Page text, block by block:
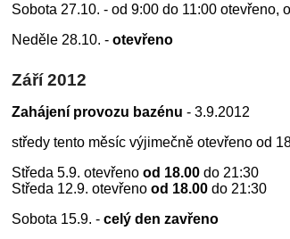
Sobota 27.10. - od 9:00 do 11:00 otevřeno,
Neděle 28.10. -otevřeno
Září 2012
Zahájení provozu bazénu - 3.9.2012
středy tento měsíc výjimečně otevřeno od
Středa 5.9. otevřenood 18.00 do 21:30
Středa 12.9. otevřenood 18.00 do 21:30
Sobota 15.9. -celý den zavřeno